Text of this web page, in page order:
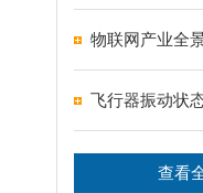
物联网产业全
飞行器振动状
查看